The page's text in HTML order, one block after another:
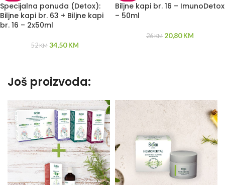
Specijalna ponuda (Detox):
Biljne kapi br. 63 + Biljne kapi
br. 16 – 2x50ml
52KM 34,50 KM
Biljne kapi br. 16 – ImunoDetox
– 50ml
26KM 20,80 KM
Još proizvoda: